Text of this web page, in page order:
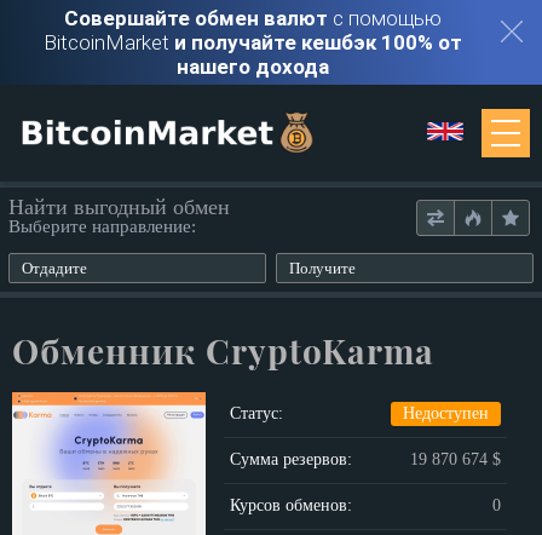
Совершайте обмен валют с помощью
BitcoinMarket и получайте кешбэк 100% от
нашего дохода
Обменники
Найти выгодный обмен
Выберите направление:
Отдадите Получите
Обменник CryptoKarma
Статус: Недоступен
Сумма резервов: 19 870 674 $
Курсов обменов: 0